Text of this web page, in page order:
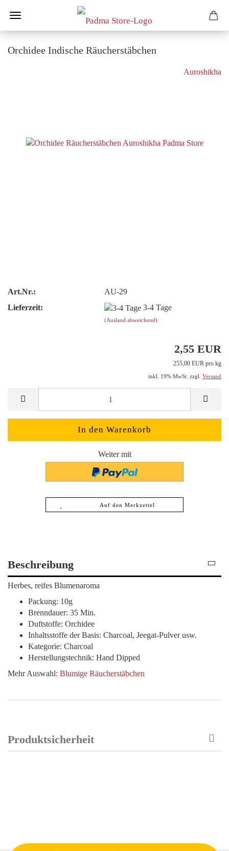
Orchidee Indische Räucherstäbchen
Auroshikha
Art.Nr.:
AU-29
Lieferzeit:
3-4 Tage
(Ausland abweichend)
2,55 EUR
255,00 EUR pro kg
inkl. 19% MwSt. zzgl. Versand
Weiter mit
Auf den Merkzettel
Beschreibung
Herbes, reifes Blumenaroma
Packung: 10g
Brenndauer: 35 Min.
Duftstoffe: Orchidee
Inhaltsstoffe der Basis: Charcoal, Jeegat-Pulver usw.
Kategorie: Charcoal
Herstellungstechnik: Hand Dipped
Mehr Auswahl: Blumige Räucherstäbchen
Produktsicherheit